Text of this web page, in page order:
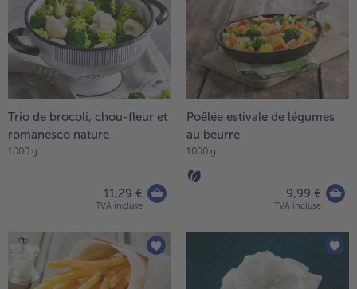
Trio de brocoli, chou-fleur et
romanesco nature
1000 g
11,29 €
TVA incluse
Poêlée estivale de légumes
au beurre
1000 g
9,99 €
TVA incluse